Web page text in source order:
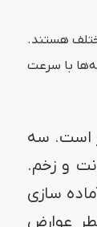
هستند.
با سرعت
است. سه
و زخم.
سازی
عوارض